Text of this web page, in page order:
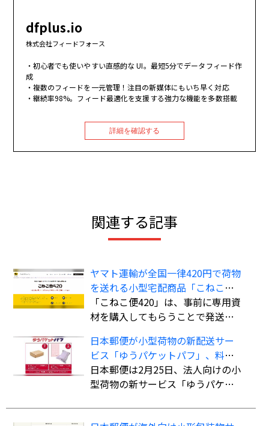
dfplus.io
株式会社フィードフォース
初心者でも使いやすい直感的な UI。最短5分でデータフィード作
成
複数のフィードを一元管理！注目の新媒体にもいち早く対応
継続率98%。フィード最適化を支援する強力な機能を多数搭載
詳細を確認する
関連する記事
ヤマト運輸が全国一律420円で荷物
を送れる小型宅配商品「こねこ便
420」を全国展開
「こねこ便420」は、事前に専用資
材を購入してもらうことで発送時
全国一律420円で商品を配送する小
型宅配商品。法人、個人事業主の
ほか、個人も利用可能。
日本郵便が小型荷物の新配送サー
ビス「ゆうパケットパフ」、料金
は全国一律で「ゆうパック」より
も“お得”
日本郵便は2月25日、法人向けの小
型荷物の新サービス「ゆうパケッ